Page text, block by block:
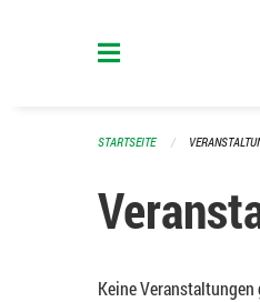
STARTSEITE
Keine Veranstaltungen